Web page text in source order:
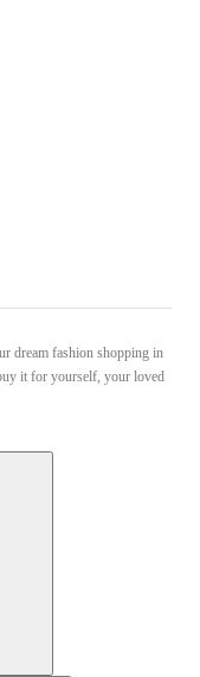
dream fashion shopping in
it for yourself, your loved